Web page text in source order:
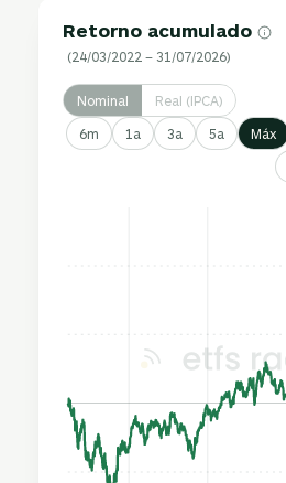
Retorno acumulado
(24/03/2022 – 31/07/2026)
Nominal Real (IPCA)
6m 1a 3a 5a Máx